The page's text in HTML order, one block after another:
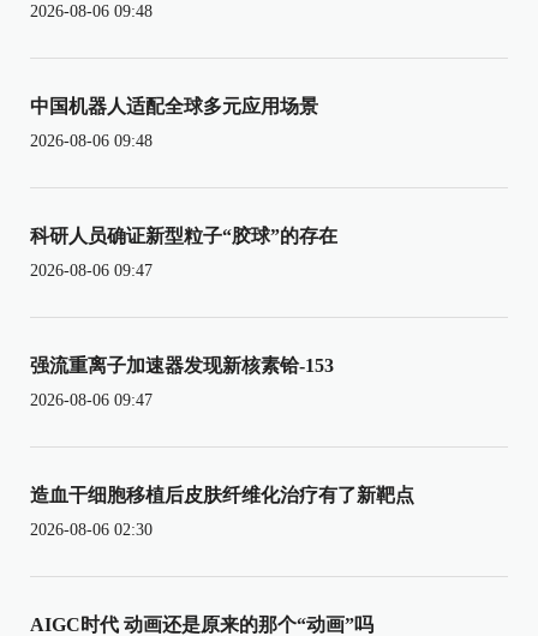
2026-08-06 09:48
中国机器人适配全球多元应用场景
2026-08-06 09:48
科研人员确证新型粒子“胶球”的存在
2026-08-06 09:47
强流重离子加速器发现新核素铪-153
2026-08-06 09:47
造血干细胞移植后皮肤纤维化治疗有了新靶点
2026-08-06 02:30
AIGC时代 动画还是原来的那个“动画”吗